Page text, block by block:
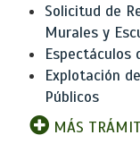
Solicitud de
Murales y
Espectáculos
Explotación
Públicos
MÁS